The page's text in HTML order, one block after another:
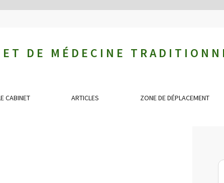
DE MÉDECINE
CABINET ARTICLES ZONE DE DÉPLACEMENT